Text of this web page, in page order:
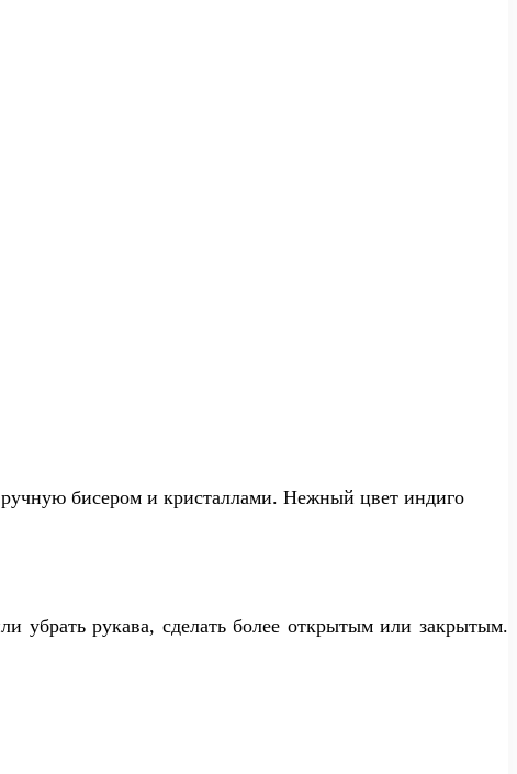
бисером и кристаллами. Нежный цвет индиго
рукава, сделать более открытым или закрытым.